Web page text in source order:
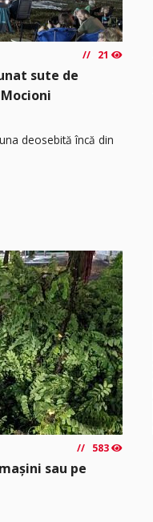
21
sute de
deosebită încă din
583
sau pe